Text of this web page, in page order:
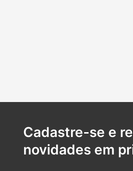
Cadastre-se e
novidades em